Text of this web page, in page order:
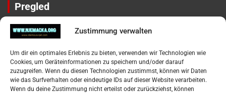
Zustimmung verwalten
Um dir ein optimales Erlebnis zu bieten, verwenden wir Technologien wie
Cookies, um Geräteinformationen zu speichern und/oder darauf
zuzugreifen. Wenn du diesen Technologien zustimmst, können wir Daten
wie das Surfverhalten oder eindeutige IDs auf dieser Website verarbeiten.
Wenn du deine Zustimmung nicht erteilst oder zurückziehst, können
Pregled
Impressum
Datenschutzerklärung
Widerufsbelehrung
Oglašavanje / Postavite svoj oglas
Tko je “Idemo u Svijet – Njemačka?